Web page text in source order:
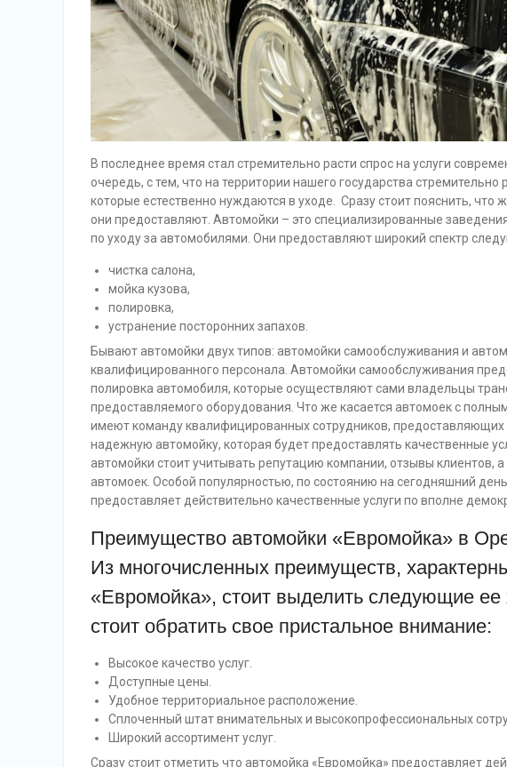
В последнее время стал стремительно расти спрос на услуги
очередь, с тем, что на территории нашего государства стремительно
которые естественно нуждаются в уходе. Сразу стоит пояснить, что
они предоставляют. Автомойки – это специализированные
по уходу за автомобилями. Они предоставляют широкий спектр
чистка салона,
мойка кузова,
полировка,
устранение посторонних запахов.
Бывают автомойки двух типов: автомойки самообслуживания и
квалифицированного персонала. Автомойки самообслуживания
полировка автомобиля, которые осуществляют сами владельцы
предоставляемого оборудования. Что же касается автомоек с
имеют команду квалифицированных сотрудников, предоставляющих
надежную автомойку, которая будет предоставлять качественные
автомойки стоит учитывать репутацию компании, отзывы клиентов,
автомоек. Особой популярностью, по состоянию на сегодняшний
предоставляет действительно качественные услуги по вполне
Преимущество автомойки «Евромойка» в
Из многочисленных преимуществ,
«Евромойка», стоит выделить следующие ее
стоит обратить свое пристальное внимание:
Высокое качество услуг.
Доступные цены.
Удобное территориальное расположение.
Сплоченный штат внимательных и высокопрофессиональных
Широкий ассортимент услуг.
Сразу стоит отметить что автомойка «Евромойка» предоставляет